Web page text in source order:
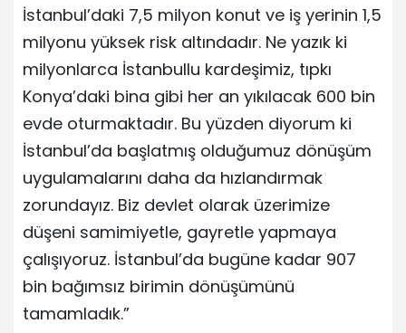
İstanbul’daki 7,5 milyon konut ve iş yerinin 1,5
milyonu yüksek risk altındadır. Ne yazık ki
milyonlarca İstanbullu kardeşimiz, tıpkı
Konya’daki bina gibi her an yıkılacak 600 bin
evde oturmaktadır. Bu yüzden diyorum ki
İstanbul’da başlatmış olduğumuz dönüşüm
uygulamalarını daha da hızlandırmak
zorundayız. Biz devlet olarak üzerimize
düşeni samimiyetle, gayretle yapmaya
çalışıyoruz. İstanbul’da bugüne kadar 907
bin bağımsız birimin dönüşümünü
tamamladık.”